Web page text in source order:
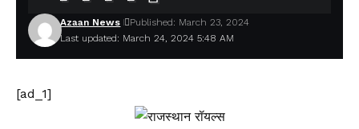
Last updated: March 24, 2024 5:48 AM
Azaan News Published: March 23, 2024
[ad_1]